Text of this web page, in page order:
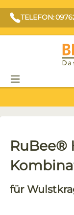
TELEFON:
RuBee®
für